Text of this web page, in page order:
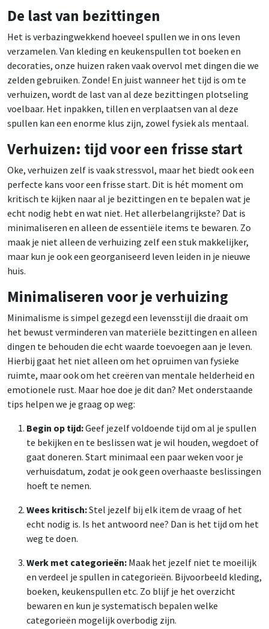
De last van bezittingen
Het is verbazingwekkend hoeveel spullen we in ons leven
verzamelen. Van kleding en keukenspullen tot boeken en
decoraties, onze huizen raken vaak overvol met dingen die we
zelden gebruiken. Zonde! En juist wanneer het tijd is om te
verhuizen, wordt de last van al deze bezittingen plotseling
voelbaar. Het inpakken, tillen en verplaatsen van al deze
spullen kan een enorme klus zijn, zowel fysiek als mentaal.
Verhuizen: tijd voor een frisse start
Oke, verhuizen zelf is vaak stressvol, maar het biedt ook een
perfecte kans voor een frisse start. Dit is hét moment om
kritisch te kijken naar al je bezittingen en te bepalen wat je
echt nodig hebt en wat niet. Het allerbelangrijkste? Dat is
minimaliseren en alleen de essentiële items te bewaren. Zo
maak je niet alleen de verhuizing zelf een stuk makkelijker,
maar kun je ook een georganiseerd leven leiden in je nieuwe
huis.
Minimaliseren voor je verhuizing
Minimalisme is simpel gezegd een levensstijl die draait om
het bewust verminderen van materiële bezittingen en alleen
dingen te behouden die echt waarde toevoegen aan je leven.
Hierbij gaat het niet alleen om het opruimen van fysieke
ruimte, maar ook om het creëren van mentale helderheid en
emotionele rust. Maar hoe doe je dit dan? Met onderstaande
tips helpen we je graag op weg:
Begin op tijd:Geef jezelf voldoende tijd om al je spullen
te bekijken en te beslissen wat je wil houden, wegdoet of
gaat doneren. Start minimaal een paar weken voor je
verhuisdatum, zodat je ook geen overhaaste beslissingen
hoeft te nemen.
Wees kritisch:Stel jezelf bij elk item de vraag of het
echt nodig is. Is het antwoord nee? Dan is het tijd om het
weg te doen.
Werk met categorieën: Maak het jezelf niet te moeilijk
en verdeel je spullen in categorieën. Bijvoorbeeld kleding,
boeken, keukenspullen etc. Zo blijf je het overzicht
bewaren en kun je systematisch bepalen welke
categorieën mogelijk overbodig zijn.